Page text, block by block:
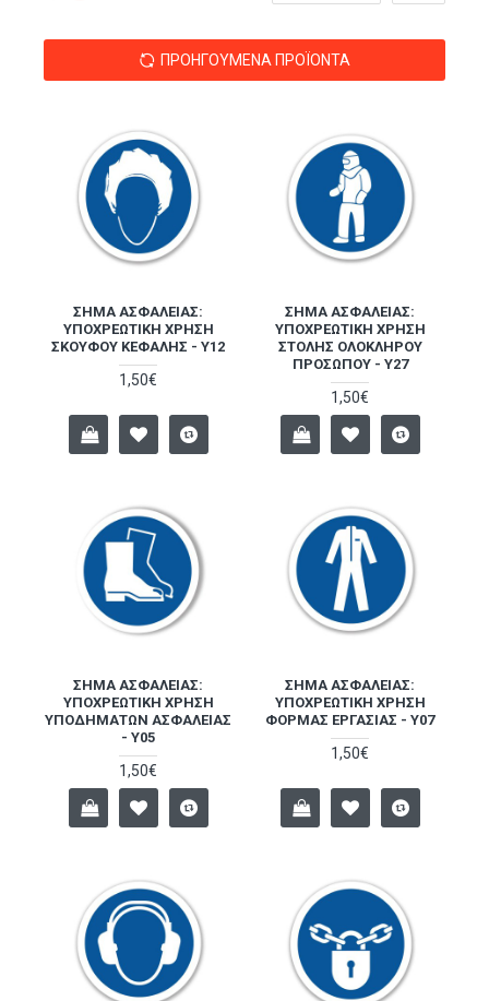
ΠΡΟΗΓΟΎΜΕΝΑ ΠΡΟΪΌΝΤΑ
ΣΉΜΑ ΑΣΦΑΛΕΊΑΣ:
ΥΠΟΧΡΕΩΤΙΚΉ ΧΡΉΣΗ
ΣΚΟΎΦΟΥ ΚΕΦΑΛΉΣ - Y12
1,50€
ΣΉΜΑ ΑΣΦΑΛΕΊΑΣ:
ΥΠΟΧΡΕΩΤΙΚΉ ΧΡΉΣΗ
ΣΤΟΛΉΣ ΟΛΟΚΛΉΡΟΥ
ΠΡΟΣΏΠΟΥ - Y27
1,50€
ΣΉΜΑ ΑΣΦΑΛΕΊΑΣ:
ΥΠΟΧΡΕΩΤΙΚΉ ΧΡΉΣΗ
ΥΠΟΔΗΜΆΤΩΝ ΑΣΦΑΛΕΊΑΣ
- Y05
1,50€
ΣΉΜΑ ΑΣΦΑΛΕΊΑΣ:
ΥΠΟΧΡΕΩΤΙΚΉ ΧΡΉΣΗ
ΦΌΡΜΑΣ ΕΡΓΑΣΊΑΣ - Y07
1,50€